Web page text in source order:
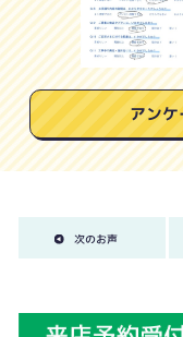
アン
次のお声